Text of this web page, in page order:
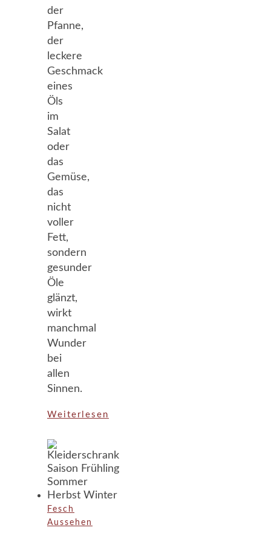
der
Pfanne,
der
leckere
Geschmack
eines
Öls
im
Salat
oder
das
Gemüse,
das
nicht
voller
Fett,
sondern
gesunder
Öle
glänzt,
wirkt
manchmal
Wunder
bei
allen
Sinnen.
Weiterlesen
Fesch
Aussehen